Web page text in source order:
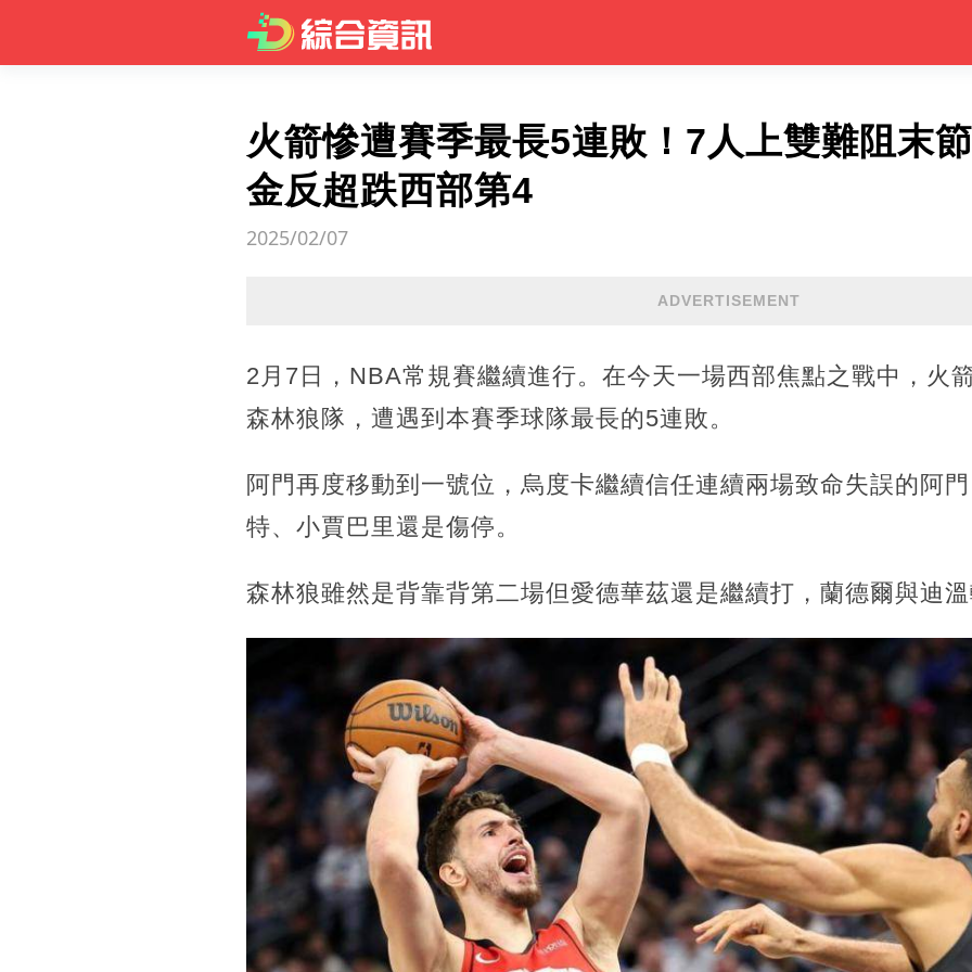
火箭慘遭賽季最長5連敗！7人上雙難阻末
金反超跌西部第4
2025/02/07
ADVERTISEMENT
2月7日，NBA常規賽繼續進行。在今天一場西部焦點之戰中，火
森林狼隊，遭遇到本賽季球隊最長的5連敗。
阿門再度移動到一號位，烏度卡繼續信任連續兩場致命失誤的阿
特、小賈巴里還是傷停。
森林狼雖然是背靠背第二場但愛德華茲還是繼續打，蘭德爾與迪